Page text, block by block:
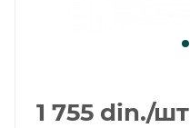
1 755 din./шт